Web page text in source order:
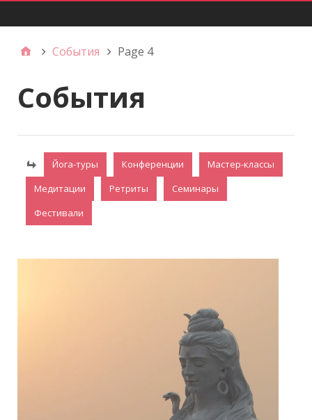
События Page 4
События
Йога-туры Конференции
Мастер-классы
Медитации
Ретриты
Семинары
Фестивали